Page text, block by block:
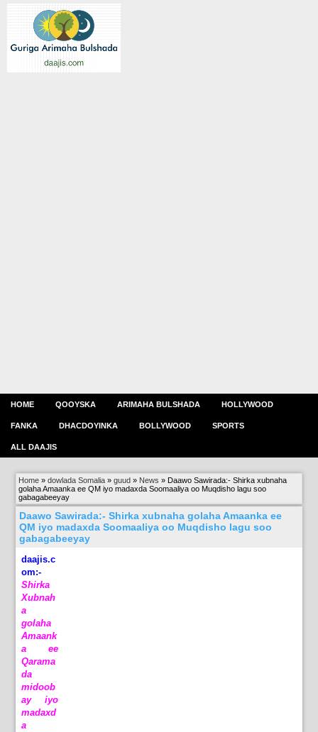
HOME QOOYSKA ARIMAHA BULSHADA HOLLYWOOD
FANKA DHACDOYINKA BOLLYWOOD SPORTS
ALL DAAJIS
Home »dowlada Somalia »guud » News » Daawo Sawirada:- Shirka xubnaha
golaha Amaanka ee QM iyo madaxda Soomaaliya oo Muqdisho lagu soo
gabagabeeyay
Daawo Sawirada:- Shirka xubnaha golaha Amaanka ee
QM iyo madaxda Soomaaliya oo Muqdisho lagu soo
gabagabeeyay
daajis.c
om:-
Shirka
Xubnah
a
golaha
Amaank
a ee
Qarama
da
midoob
ay iyo
madaxd
a